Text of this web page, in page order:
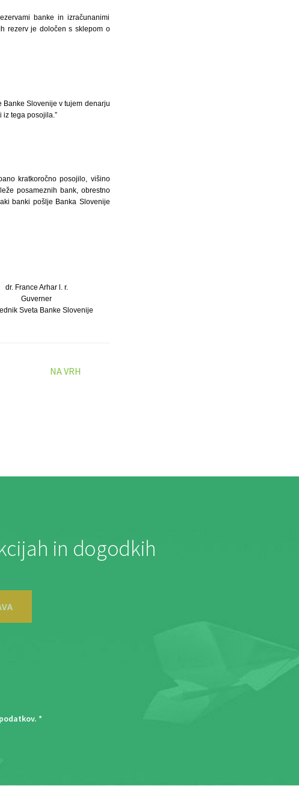
banke in izračunanimi
rezerv je določen s sklepom o
Banke Slovenije v tujem denarju
tega posojila.”
kratkoročno posojilo, višino
posameznih bank, obrestno
banki pošlje Banka Slovenije
dr. France Arhar l. r.
Guverner
Sveta Banke Slovenije
NA VRH
in dogodkih
. *